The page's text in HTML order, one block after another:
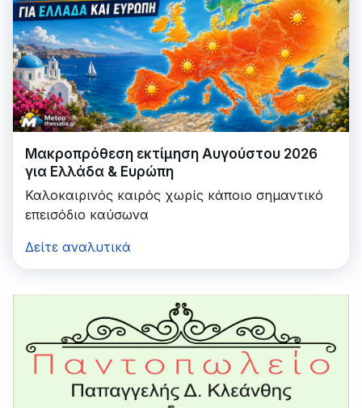
Μακροπρόθεση εκτίμηση Αυγούστου 2026
για Ελλάδα & Ευρώπη
Καλοκαιρινός καιρός χωρίς κάποιο σημαντικό
επεισόδιο καύσωνα
Δείτε αναλυτικά